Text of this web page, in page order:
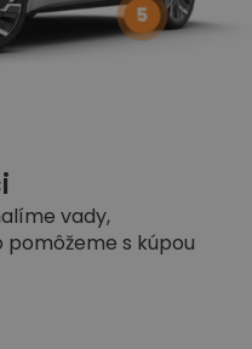
vady,
s kúpou
5